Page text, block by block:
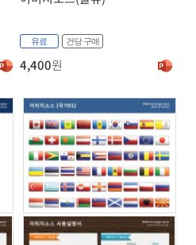
유료 건당 구매
4,400원